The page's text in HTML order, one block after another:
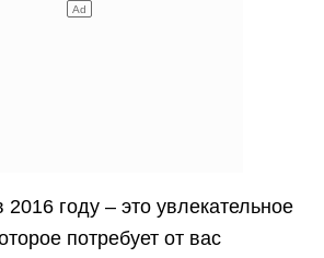
году – это увлекательное
потребует от вас